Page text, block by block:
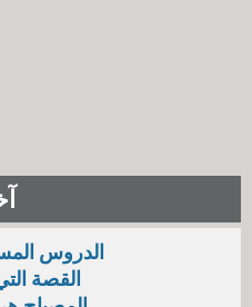
الدروس
القصة